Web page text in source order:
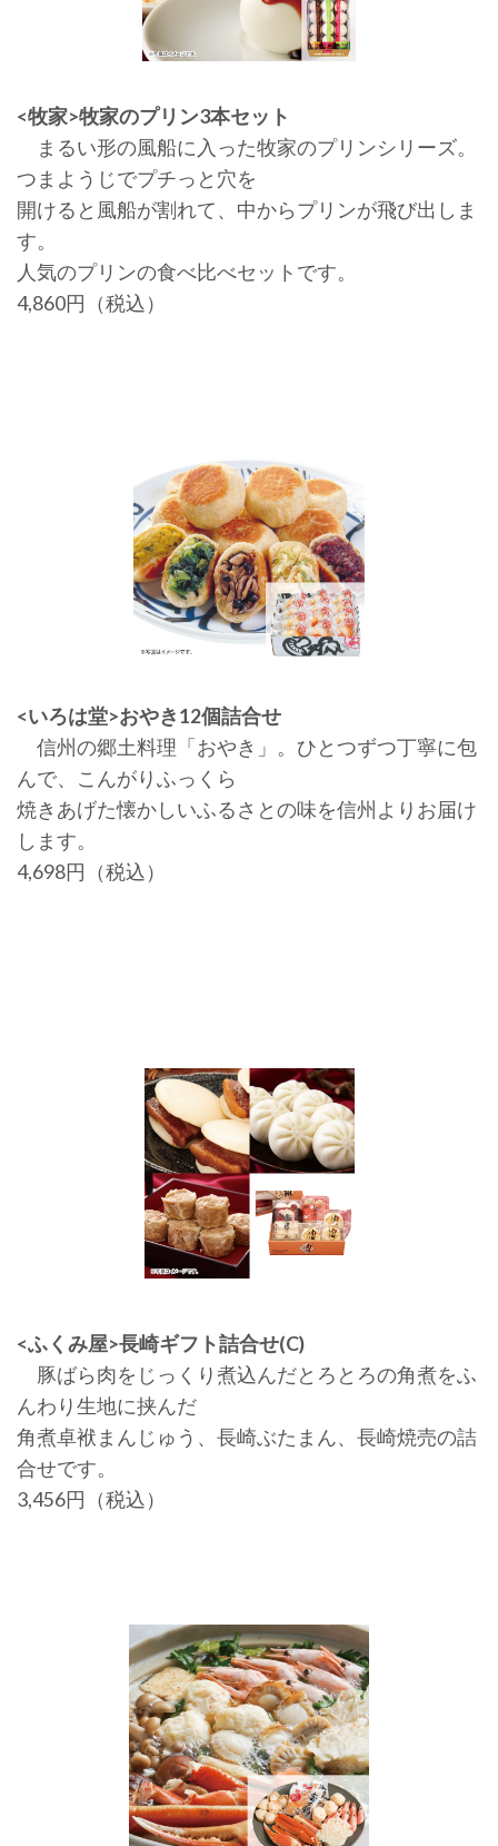
<牧家>牧家のプリン3本セット
まるい形の風船に入った牧家のプリンシリーズ。
つまようじでプチっと穴を
開けると風船が割れて、中からプリンが飛び出しま
す。
人気のプリンの食べ比べセットです。
4,860円（税込）
<いろは堂>おやき12個詰合せ
信州の郷土料理「おやき」。ひとつずつ丁寧に包
んで、こんがりふっくら
焼きあげた懐かしいふるさとの味を信州よりお届け
します。
4,698円（税込）
<ふくみ屋>長崎ギフト詰合せ(C)
豚ばら肉をじっくり煮込んだとろとろの角煮をふ
んわり生地に挟んだ
角煮卓袱まんじゅう、長崎ぶたまん、長崎焼売の詰
合せです。
3,456円（税込）